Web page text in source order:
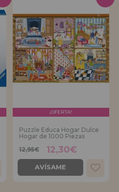
¡OFERTA!
Puzzle Educa Hogar Dulce
Hogar de 1000 Piezas
12,95€
12,30€
AVÍSAME